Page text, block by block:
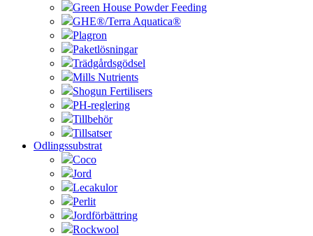
Green House Powder Feeding
GHE®/Terra Aquatica®
Plagron
Paketlösningar
Trädgårdsgödsel
Mills Nutrients
Shogun Fertilisers
PH-reglering
Tillbehör
Tillsatser
Odlingssubstrat
Coco
Jord
Lecakulor
Perlit
Jordförbättring
Rockwool